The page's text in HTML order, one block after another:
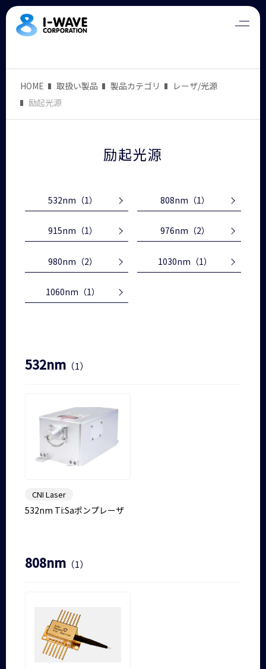
HOME 取扱い製品 製品カテゴリ
レーザ/光源
励起光源
励起光源
532nm （1） 808nm （1）
915nm （1） 976nm （2）
980nm （2） 1030nm （1）
1060nm （1）
532nm （1）
CNI Laser
532nm Ti:Saポンプレーザ
808nm （1）